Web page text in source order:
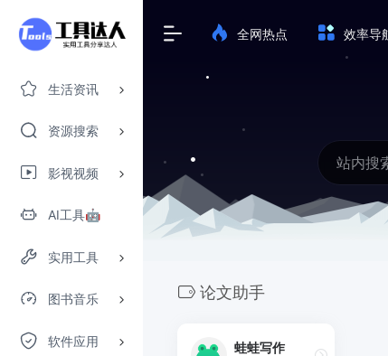
生活资讯
资源搜索
影视视频
AI工具🤖
实用工具
图书音乐
软件应用
全网热点 效率导
论文助手
蛙蛙写作